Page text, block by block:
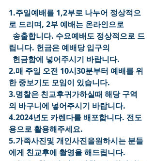
1.주일예배를 1,2부로 나누어 정상적으
로 드리며, 2부 예배는 온라인으로
송출합니다. 수요예배도 정상적으로 드
립니다. 헌금은 예배당 입구의
헌금함에 넣어주시기 바랍니다.
2.매 주일 오전 10시30분부터 예배를 위
한 중보기도 모임이 있습니다.
3.명찰은 친교후귀가하실때 해당 구역
의 바구니에 넣어주시기 바랍니다.
4.2024년도 카렌다를 배포합니다. 전도
용으로 활용해주세요.
5.가족사진및 개인사진을원하시는 분들
에게 친교후에 촬영을 해드립니다.